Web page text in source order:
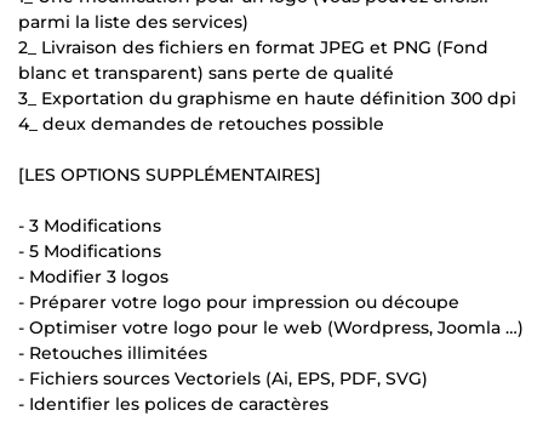
parmi la liste des services)
2_ Livraison des fichiers en format JPEG et PNG (Fond
blanc et transparent) sans perte de qualité
3_ Exportation du graphisme en haute définition 300 dpi
4_ deux demandes de retouches possible
[LES OPTIONS SUPPLÉMENTAIRES]
- 3 Modifications
- 5 Modifications
- Modifier 3 logos
- Préparer votre logo pour impression ou découpe
- Optimiser votre logo pour le web (Wordpress, Joomla …)
- Retouches illimitées
- Fichiers sources Vectoriels (Ai, EPS, PDF, SVG)
- Identifier les polices de caractères